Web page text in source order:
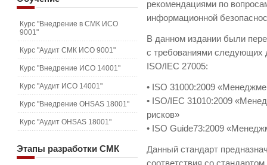
рекомендациями по
информационной
В данном издании были
с требованиями следующих
ISO/IEC 27005:
• ISO 31000:2009
• ISO/IEC 31010:2009
рисков»
• ISO Guide73:2009
Данный стандарт
Курс "Внедрение в СМК ИСО
9001"
Курс "Аудит СМК ИСО 9001"
Курс "Внедрение ИСО 14001"
Курс "Аудит ИСО 14001"
Курс "Внедрение OHSAS 18001"
Курс "Аудит OHSAS 18001"
Этапы разработки СМК